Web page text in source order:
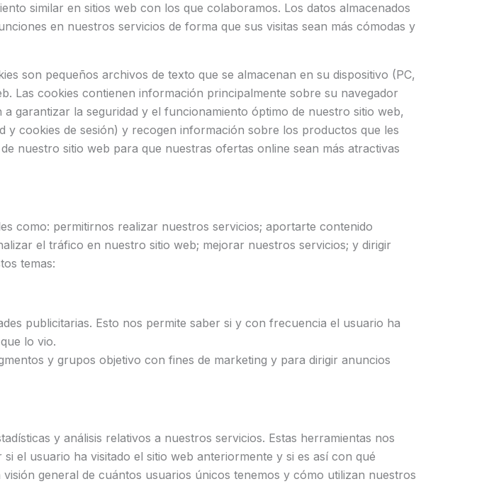
similar en sitios web con los que colaboramos. Los datos almacenados
en nuestros servicios de forma que sus visitas sean más cómodas y
son pequeños archivos de texto que se almacenan en su dispositivo (PC,
Las cookies contienen información principalmente sobre su navegador
garantizar la seguridad y el funcionamiento óptimo de nuestro sitio web,
y cookies de sesión) y recogen información sobre los productos que les
nuestro sitio web para que nuestras ofertas online sean más atractivas
como: permitirnos realizar nuestros servicios; aportarte contenido
el tráfico en nuestro sitio web; mejorar nuestros servicios; y dirigir
temas:
publicitarias. Esto nos permite saber si y con frecuencia el usuario ha
lo vio.
y grupos objetivo con fines de marketing y para dirigir anuncios
y análisis relativos a nuestros servicios. Estas herramientas nos
el usuario ha visitado el sitio web anteriormente y si es así con qué
general de cuántos usuarios únicos tenemos y cómo utilizan nuestros